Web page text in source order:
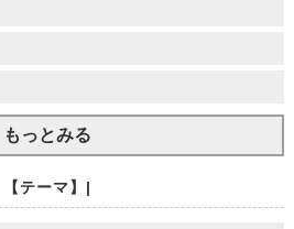
もっとみる
【テーマ】|